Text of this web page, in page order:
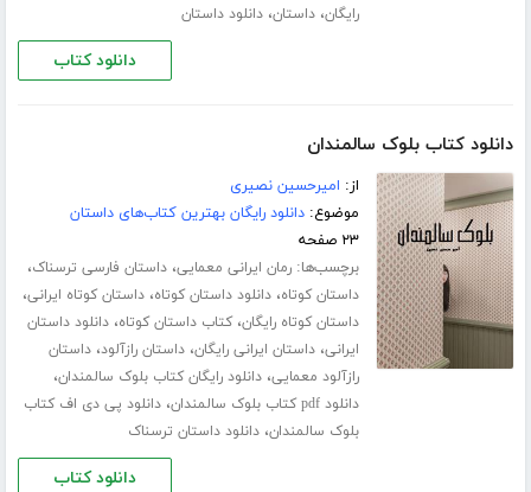
رایگان،داستان،دانلود داستان
دانلود کتاب
دانلود کتاب بلوک سالمندان
از: امیرحسین نصیری
موضوع:دانلود رایگان بهترین کتاب‌های داستان
۲۳ صفحه
برچسب‌ها:رمان ایرانی معمایی،داستان فارسی ترسناک،
داستان کوتاه،دانلود داستان کوتاه،داستان کوتاه ایرانی،
داستان کوتاه رایگان،کتاب داستان کوتاه،دانلود داستان
ایرانی،داستان ایرانی رایگان،داستان رازآلود،داستان
رازآلود معمایی،دانلود رایگان کتاب بلوک سالمندان،
دانلود pdf کتاب بلوک سالمندان ،دانلود پی دی اف کتاب
بلوک سالمندان،دانلود داستان ترسناک
دانلود کتاب